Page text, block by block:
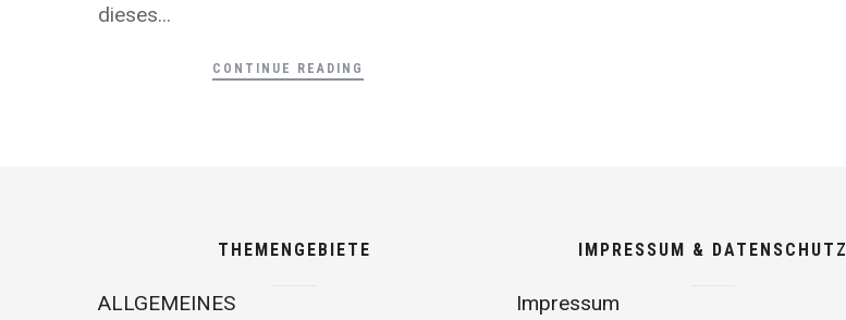
dieses...
CONTINUE READING
THEMENGEBIETE
ALLGEMEINES
IMPRESSUM & DATENSCHUTZ
Impressum